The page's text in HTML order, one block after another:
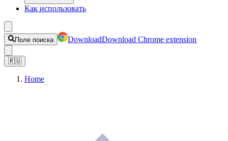
Как использовать
Поле поиска DownloadDownload Chrome extension
🇷🇺
Home